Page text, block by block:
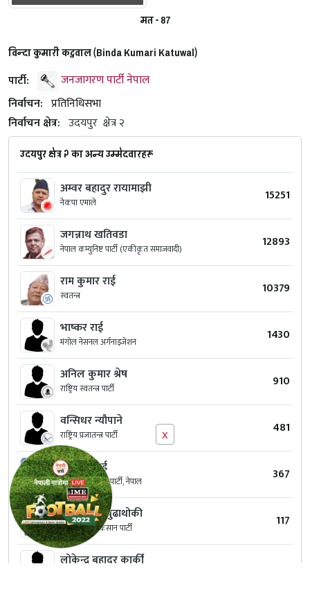
मत - 87
विन्दा कुमारी कटुवाल (Binda Kumari Katuwal)
पार्टी:
जनजागरण पार्टी नेपाल
निर्वाचन: प्रतिनिधिसभा
निर्वाचन क्षेत्र: उदयपुर क्षेत्र २
उदयपुर क्षेत्र २ का अन्य उम्मेदवारहरू
अम्वर बहादुर रायामाझी
नेकपा एमाले 15251
जगन्नाथ खतिवडा
नेपाल कम्युनिष्ट पार्टी (एकीकृत समाजवादी) 12893
राम कुमार राई
स्वतन्त्र 10379
भाष्कर राई
मंगोल नेसनल अर्गनाइजेशन 1430
अनिल कुमार श्रेष
राष्ट्रिय स्वतन्त्र पार्टी 910
वन्सिधर न्यौपाने
राष्ट्रिय प्रजातन्त्र पार्टी 481
सिद्धान्त राई
जनता समाजवादी पार्टी, नेपाल 367
पुर्ण बहादुर बुढाथोकी
नेपाल मजदुर किसान पार्टी 117
लोकेन्द्र बहादुर कार्की
x